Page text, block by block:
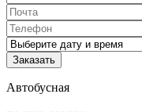
Автобусная